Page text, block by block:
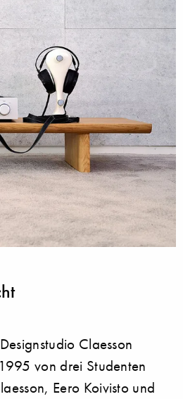
Claesson
von drei Studenten
Eero Koivisto und